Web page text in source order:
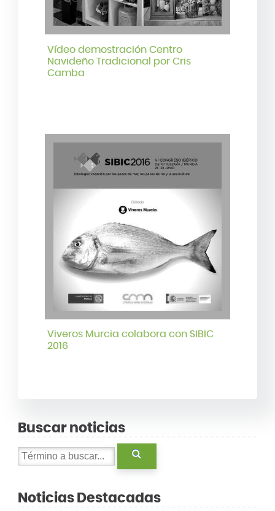
Vídeo demostración Centro
Navideño Tradicional por Cris
Camba
Viveros Murcia colabora con SIBIC
2016
Buscar noticias
Noticias Destacadas